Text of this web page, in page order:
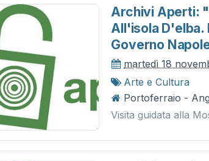
Archivi Aperti:
All'isola D'elba.
Governo
martedì 18
Arte e Cultura
Portoferraio -
Visita guidata alla